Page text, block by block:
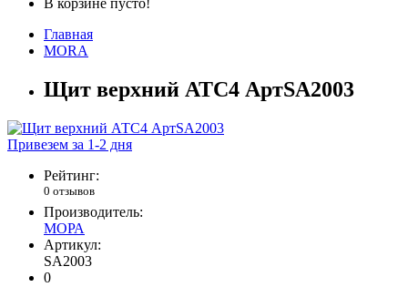
В корзине пусто!
Главная
MORA
Щит верхний АТС4 АртSA2003
Привезем за 1-2 дня
Рейтинг:
0 отзывов
Производитель:
МОРА
Артикул:
SA2003
0